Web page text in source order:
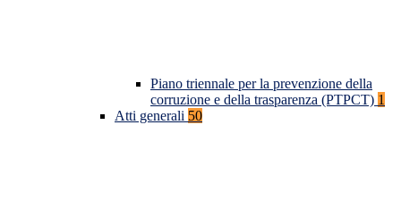
Piano triennale per la prevenzione della
corruzione e della trasparenza (PTPCT) 1
Atti generali 50